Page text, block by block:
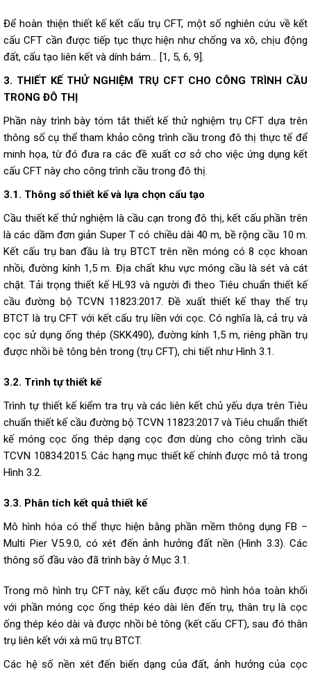
Để hoàn thiện thiết kế kết cấu trụ CFT, một số nghiên cứu về kết
cấu CFT cần được tiếp tục thực hiện như chống va xô, chịu động
đất, cấu tạo liên kết và dính bám… [1, 5, 6, 9].
3. THIẾT KẾ THỬ NGHIỆM TRỤ CFT CHO CÔNG TRÌNH CẦU
TRONG ĐÔ THỊ
Phần này trình bày tóm tắt thiết kế thử nghiệm trụ CFT dựa trên
thông số cụ thể tham khảo công trình cầu trong đô thị thực tế để
minh họa, từ đó đưa ra các đề xuất cơ sở cho việc ứng dụng kết
cấu CFT này cho công trình cầu trong đô thị.
3.1. Thông số thiết kế và lựa chọn cấu tạo
Cầu thiết kế thử nghiệm là cầu cạn trong đô thị, kết cấu phần trên
là các dầm đơn giản Super T có chiều dài 40 m, bề rộng cầu 10 m.
Kết cấu trụ ban đầu là trụ BTCT trên nền móng có 8 cọc khoan
nhồi, đường kính 1,5 m. Địa chất khu vực móng cầu là sét và cát
chặt. Tải trọng thiết kế HL93 và người đi theo Tiêu chuẩn thiết kế
cầu đường bộ TCVN 11823:2017. Đề xuất thiết kế thay thế trụ
BTCT là trụ CFT với kết cấu trụ liền với cọc. Có nghĩa là, cả trụ và
cọc sử dụng ống thép (SKK490), đường kính 1,5 m, riêng phần trụ
được nhồi bê tông bên trong (trụ CFT), chi tiết như Hình 3.1.
3.2. Trình tự thiết kế
Trình tự thiết kế kiểm tra trụ và các liên kết chủ yếu dựa trên Tiêu
chuẩn thiết kế cầu đường bộ TCVN 11823:2017 và Tiêu chuẩn thiết
kế móng cọc ống thép dạng cọc đơn dùng cho công trình cầu
TCVN 10834:2015. Các hạng mục thiết kế chính được mô tả trong
Hình 3.2.
3.3. Phân tích kết quả thiết kế
Mô hình hóa có thể thực hiện bằng phần mềm thông dụng FB –
Multi Pier V5.9.0, có xét đến ảnh hưởng đất nền (Hình 3.3). Các
thông số đầu vào đã trình bày ở Mục 3.1.
Trong mô hình trụ CFT này, kết cấu được mô hình hóa toàn khối
với phần móng cọc ống thép kéo dài lên đến trụ, thân trụ là cọc
ống thép kéo dài và được nhồi bê tông (kết cấu CFT), sau đó thân
trụ liên kết với xà mũ trụ BTCT.
Các hệ số nền xét đến biến dạng của đất, ảnh hưởng của cọc